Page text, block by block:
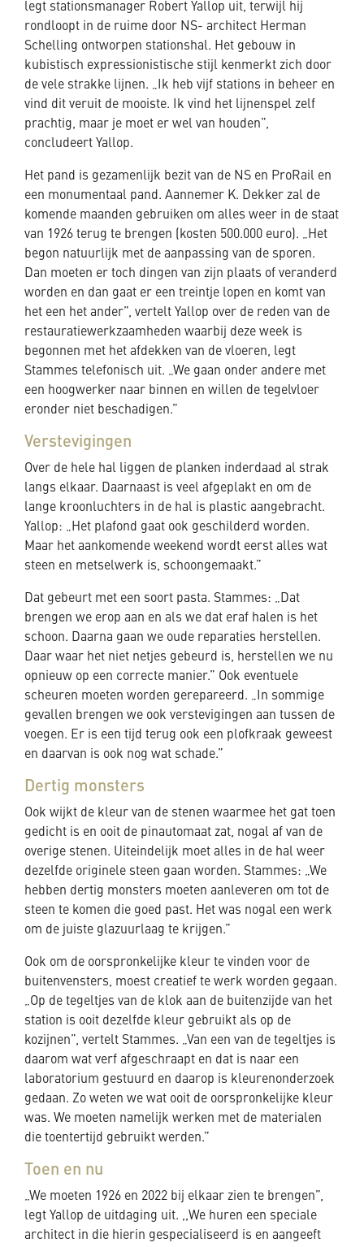
legt stationsmanager Robert Yallop uit, terwijl hij
rondloopt in de ruime door NS- architect Herman
Schelling ontworpen stationshal. Het gebouw in
kubistisch expressionistische stijl kenmerkt zich door
de vele strakke lijnen. „Ik heb vijf stations in beheer en
vind dit veruit de mooiste. Ik vind het lijnenspel zelf
prachtig, maar je moet er wel van houden”,
concludeert Yallop.
Het pand is gezamenlijk bezit van de NS en ProRail en
een monumentaal pand. Aannemer K. Dekker zal de
komende maanden gebruiken om alles weer in de staat
van 1926 terug te brengen (kosten 500.000 euro). „Het
begon natuurlijk met de aanpassing van de sporen.
Dan moeten er toch dingen van zijn plaats of veranderd
worden en dan gaat er een treintje lopen en komt van
het een het ander”, vertelt Yallop over de reden van de
restauratiewerkzaamheden waarbij deze week is
begonnen met het afdekken van de vloeren, legt
Stammes telefonisch uit. „We gaan onder andere met
een hoogwerker naar binnen en willen de tegelvloer
eronder niet beschadigen.”
Verstevigingen
Over de hele hal liggen de planken inderdaad al strak
langs elkaar. Daarnaast is veel afgeplakt en om de
lange kroonluchters in de hal is plastic aangebracht.
Yallop: „Het plafond gaat ook geschilderd worden.
Maar het aankomende weekend wordt eerst alles wat
steen en metselwerk is, schoongemaakt.”
Dat gebeurt met een soort pasta. Stammes: „Dat
brengen we erop aan en als we dat eraf halen is het
schoon. Daarna gaan we oude reparaties herstellen.
Daar waar het niet netjes gebeurd is, herstellen we nu
opnieuw op een correcte manier.” Ook eventuele
scheuren moeten worden gerepareerd. „In sommige
gevallen brengen we ook verstevigingen aan tussen de
voegen. Er is een tijd terug ook een plofkraak geweest
en daarvan is ook nog wat schade.”
Dertig monsters
Ook wijkt de kleur van de stenen waarmee het gat toen
gedicht is en ooit de pinautomaat zat, nogal af van de
overige stenen. Uiteindelijk moet alles in de hal weer
dezelfde originele steen gaan worden. Stammes: „We
hebben dertig monsters moeten aanleveren om tot de
steen te komen die goed past. Het was nogal een werk
om de juiste glazuurlaag te krijgen.”
Ook om de oorspronkelijke kleur te vinden voor de
buitenvensters, moest creatief te werk worden gegaan.
„Op de tegeltjes van de klok aan de buitenzijde van het
station is ooit dezelfde kleur gebruikt als op de
kozijnen”, vertelt Stammes. „Van een van de tegeltjes is
daarom wat verf afgeschraapt en dat is naar een
laboratorium gestuurd en daarop is kleurenonderzoek
gedaan. Zo weten we wat ooit de oorspronkelijke kleur
was. We moeten namelijk werken met de materialen
die toentertijd gebruikt werden.”
Toen en nu
„We moeten 1926 en 2022 bij elkaar zien te brengen”,
legt Yallop de uitdaging uit. ,,We huren een speciale
architect in die hierin gespecialiseerd is en aangeeft